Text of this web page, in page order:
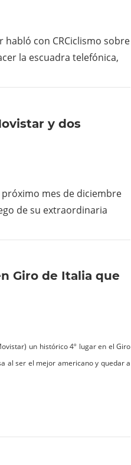
con CRCiclismo sobre
la escuadra telefónica,
y dos
mes de diciembre
de su extraordinaria
Giro de Italia que
un histórico 4º lugar en el Giro
al ser el mejor americano y quedar a